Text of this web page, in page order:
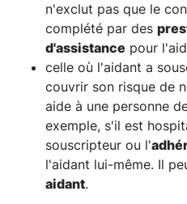
n'exclut pas que le
complété par des
d'assistance pour
celle où l'aidant a
couvrir son risque de
aide à une personne
exemple, s'il est
souscripteur ou l'
l'aidant lui-même. Il
aidant.